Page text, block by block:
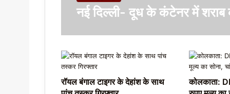
नई दिल्ली- दूध के कंटेनर में शराब
रॉयल बंगाल टाइगर के देहांश के साथ
कोलकाता: